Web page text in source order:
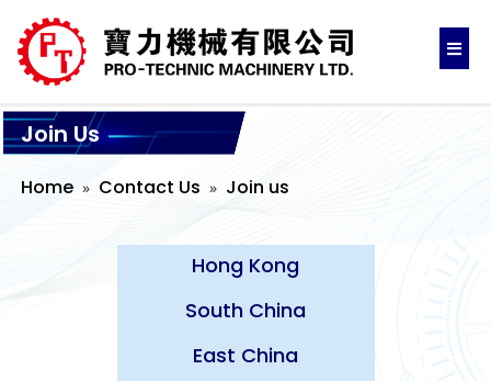
Join Us
Home Contact Us Join us
Hong Kong
South China
East China